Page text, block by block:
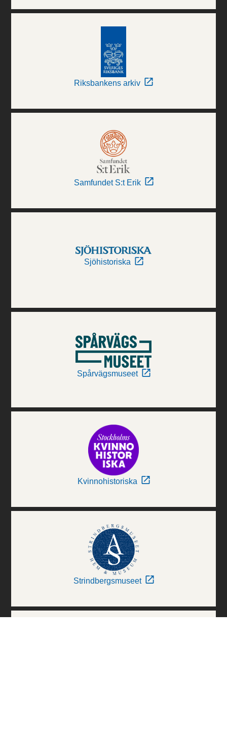
Riksbankens arkiv
Samfundet S:t Erik
Sjöhistoriska
Spårvägsmuseet
Kvinnohistoriska
Strindbergsmuseet